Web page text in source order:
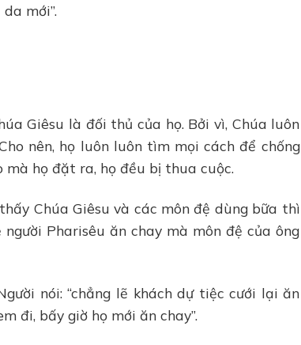
mới”.
Giêsu là đối thủ của họ. Bởi vì, Chúa luôn
nên, họ luôn luôn tìm mọi cách để chống
họ đặt ra, họ đều bị thua cuộc.
Chúa Giêsu và các môn đệ dùng bữa thì
Pharisêu ăn chay mà môn đệ của ông
nói: “chẳng lẽ khách dự tiệc cưới lại ăn
đi, bấy giờ họ mới ăn chay”.